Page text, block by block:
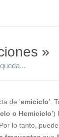
»
de 'emiciclo'.
o Hemiciclo')
Por lo tanto,